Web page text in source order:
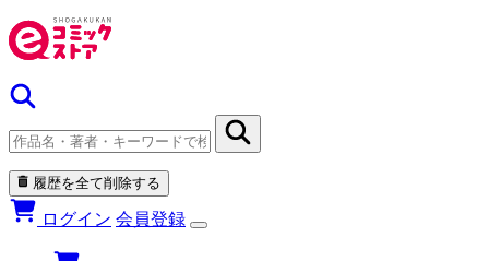
履歴を全て削除する
ログイン 会員登録